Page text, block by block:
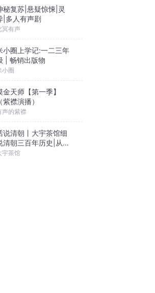
秘复苏|悬疑惊悚|灵
|多人有声剧
冥有声
小圈上学记:一二三年
| 畅销出版物
小圈
金天师【第一季】
（紫襟演播）
声的紫襟
说清朝丨大宇茶馆细
清朝三百年历史|从努
哈赤到末代皇帝溥仪|
宇茶馆